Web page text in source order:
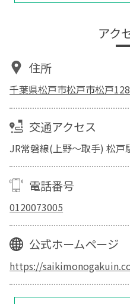
アク
住所
千葉県松戸市松戸市松戸
交通アクセス
JR常磐線(上野～取手) 松戸
電話番号
0120073005
公式ホームページ
https://